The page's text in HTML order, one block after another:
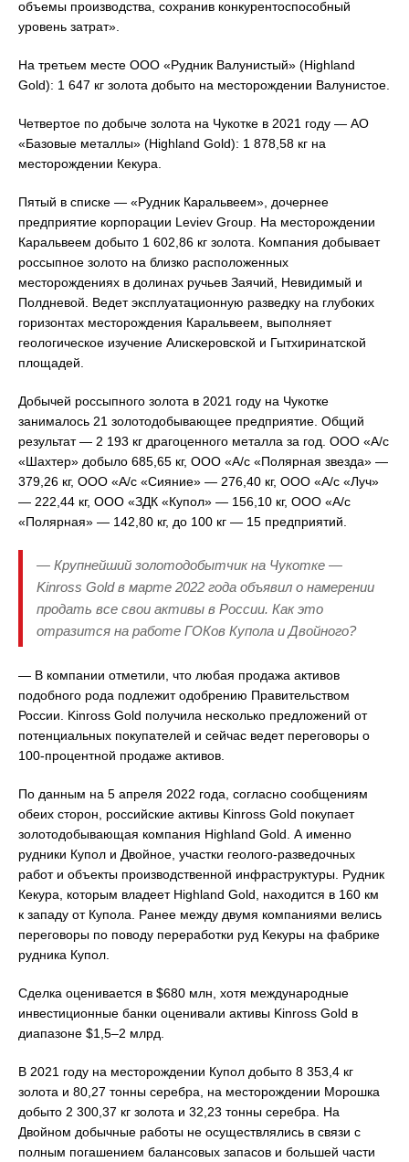
объемы производства, сохранив конкурентоспособный
уровень затрат».
На третьем месте ООО «Рудник Валунистый» (Highland
Gold): 1 647 кг золота добыто на месторождении Валунистое.
Четвертое по добыче золота на Чукотке в 2021 году — АО
«Базовые металлы» (Highland Gold): 1 878,58 кг на
месторождении Кекура.
Пятый в списке — «Рудник Каральвеем», дочернее
предприятие корпорации Leviev Group. На месторождении
Каральвеем добыто 1 602,86 кг золота. Компания добывает
россыпное золото на близко расположенных
месторождениях в долинах ручьев Заячий, Невидимый и
Полдневой. Ведет эксплуатационную разведку на глубоких
горизонтах месторождения Каральвеем, выполняет
геологическое изучение Алискеровской и Гытхиринатской
площадей.
Добычей россыпного золота в 2021 году на Чукотке
занималось 21 золотодобывающее предприятие. Общий
результат — 2 193 кг драгоценного металла за год. ООО «А/с
«Шахтер» добыло 685,65 кг, ООО «А/с «Полярная звезда» —
379,26 кг, ООО «А/с «Сияние» — 276,40 кг, ООО «А/с «Луч»
— 222,44 кг, ООО «ЗДК «Купол» — 156,10 кг, ООО «А/с
«Полярная» — 142,80 кг, до 100 кг — 15 предприятий.
— Крупнейший золотодобытчик на Чукотке —
Kinross Gold в марте 2022 года объявил о намерении
продать все свои активы в России. Как это
отразится на работе ГОКов Купола и Двойного?
—­ В компании отметили, что любая продажа активов
подобного рода подлежит одобрению Правительством
России. Kinross Gold получила несколько предложений от
потенциальных покупателей и сейчас ведет переговоры о
100-процентной продаже активов.
По данным на 5 апреля 2022 года, согласно сообщениям
обеих сторон, российские активы Kinross Gold покупает
золотодобывающая компания Highland Gold. А именно
рудники Купол и Двойное, участки геолого-разведочных
работ и объекты производственной инфраструктуры. Рудник
Кекура, которым владеет Highland Gold, находится в 160 км
к западу от Купола. Ранее между двумя компаниями велись
переговоры по поводу переработки руд Кекуры на фабрике
рудника Купол.
Сделка оценивается в $680 млн, хотя международные
инвестиционные банки оценивали активы Kinross Gold в
диапазоне $1,5–2 млрд.
В 2021 году на месторождении Купол добыто 8 353,4 кг
золота и 80,27 тонны серебра, на месторождении Морошка
добыто 2 300,37 кг золота и 32,23 тонны серебра. На
Двойном добычные работы не осуществлялись в связи с
полным погашением балансовых запасов и большей части